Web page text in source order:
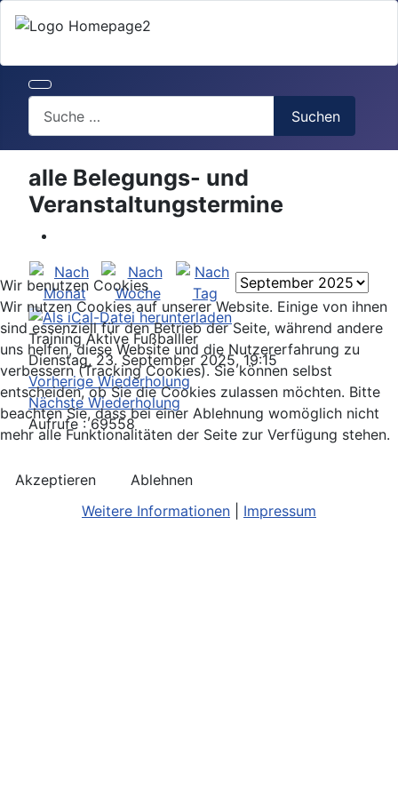
Suchen
alle Belegungs- und
Veranstaltungstermine
Training Aktive Fußballler
Dienstag, 23. September 2025, 19:15
Vorherige Wiederholung
Nächste Wiederholung
Aufrufe: 69558
Wir benutzen Cookies
Wir nutzen Cookies auf unserer Website. Einige von ihnen
sind essenziell für den Betrieb der Seite, während andere
uns helfen, diese Website und die Nutzererfahrung zu
verbessern (Tracking Cookies). Sie können selbst
entscheiden, ob Sie die Cookies zulassen möchten. Bitte
beachten Sie, dass bei einer Ablehnung womöglich nicht
mehr alle Funktionalitäten der Seite zur Verfügung stehen.
Akzeptieren
Ablehnen
Weitere Informationen
Impressum